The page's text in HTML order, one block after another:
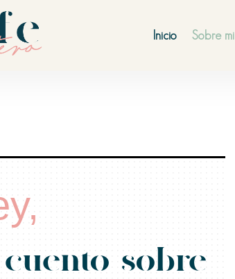
Inicio Sobre mi
cuento sobre